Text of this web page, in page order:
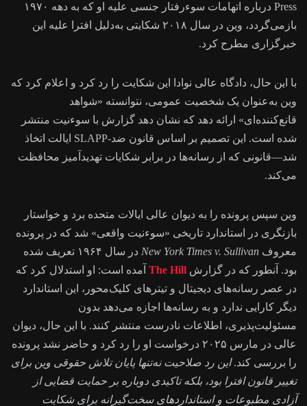
Press درباره اتهامات سوءرفتار جنسی علیه او که به دهه ۱۹۷۰
بازمی‌گردد، وین در سال ۲۰۱۸ شکایتی به‌دلیل افترا علیه این
خبرگزاری مطرح کرد.
با این حال، دادگاه عالی نوادا این شکایت را رد کرد و اعلام کرد که
وین به‌عنوان یک شخصیت عمومی، نتوانسته «شواهد
قانع‌کننده‌ای» ارائه دهد که نشان دهد گزارش با سوءنیت منتشر
شده است. این تصمیم بر اساس قانون ضد-SLAPP ایالت اتخاذ
شد—قانونی که از رسانه‌ها در برابر شکایات تهدیدآمیز محافظت
می‌کند.
وین سپس پرونده را به دیوان عالی ایالات متحده برد و خواستار
بازنگری در استاندارد تاریخی «سوءنیت واقعی» شد که در پرونده
معروف New York Times v. Sullivan
در سال ۱۹۶۴ تعریف شده
بود. آنطور که در گزارش The Hill آمده است: او استدلال کرد که
در عصر رسانه‌های دیجیتال و تیترهای کلیک‌محور، این استاندارد
دیگر کارایی ندارد و به رسانه‌ها اجازه می‌دهد بدون
مسئولیت‌پذیری، اطلاعات نادرست منتشر کنند. با این حال، دیوان
عالی در مارس ۲۰۲۵ درخواست او را رد کرد و حاضر نشد پرونده
را بررسی کند.این رد صلاحیت نه‌تنها پایان تلاش حقوقی وین برای
تغییر قانون افترا بود، بلکه تاکیدی دوباره بر حمایت قضایی از
آزادی مطبوعات و استانداردهای سخت‌گیرانه برای شکایت